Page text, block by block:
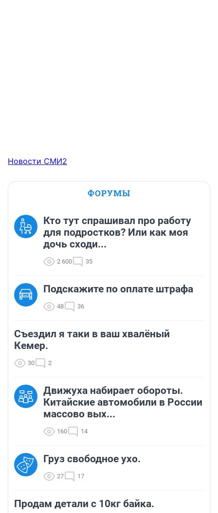
Новости СМИ2
ФОРУМЫ
Кто тут спрашивал про работу
для подростков? Или как моя
дочь сходи...
2 600 35
Подскажите по оплате штрафа
48 36
Съездил я таки в ваш хвалёный
Кемер.
30 2
Движуха набирает обороты.
Китайские автомобили в России
массово вых...
160 14
Груз свободное ухо.
27 17
Продам детали с 10кг байка.